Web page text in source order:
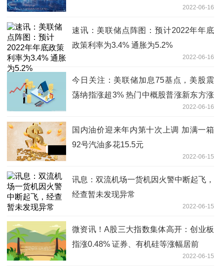
2022-06-16
速讯：美联储点阵图：预计2022年年底
政策利率为3.4% 通胀为5.2%
2022-06-16
今日关注：美联储加息75基点，美股震
荡纳指涨超3% 热门中概股普涨新东方涨
2022-06-16
国内油价迎来年内第十次上调 加满一箱
92号汽油多花15.5元
2022-06-15
讯息：双流机场一货机因火警中断起飞，
经查暂未发现异常
2022-06-15
微资讯！A股三大指数集体高开：创业板
指涨0.48% 证券、有机硅等涨幅居前
2022-06-15